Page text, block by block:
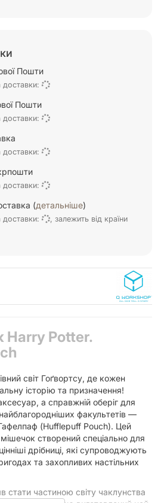
Пошти
доставки:
Пошти
доставки:
доставки:
доставки:
(детальніше)
доставки:
, залежить від країни
Harry Potter.
світ Гоґвортсу, де кожен
історію та призначення!
а справжній оберіг для
факультетів —
(Hufflepuff Pouch). Цей
створений спеціально для
дрібниці, які супроводжують
та захопливих настільних
стати частиною світу чаклунства